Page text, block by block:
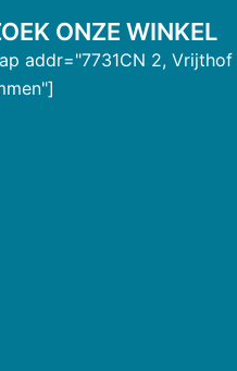
ONZE WINKEL
addr="7731CN 2, Vrijthof